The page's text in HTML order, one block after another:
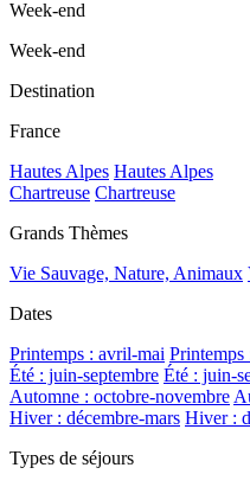
Week-end
Week-end
Destination
France
Hautes Alpes Hautes Alpes
Chartreuse Chartreuse
Grands Thèmes
Vie Sauvage, Nature, Animaux
Dates
Printemps : avril-mai
Été : juin-septembre Été : juin-
Automne : octobre-novembre
Hiver : décembre-mars Hiver :
Types de séjours